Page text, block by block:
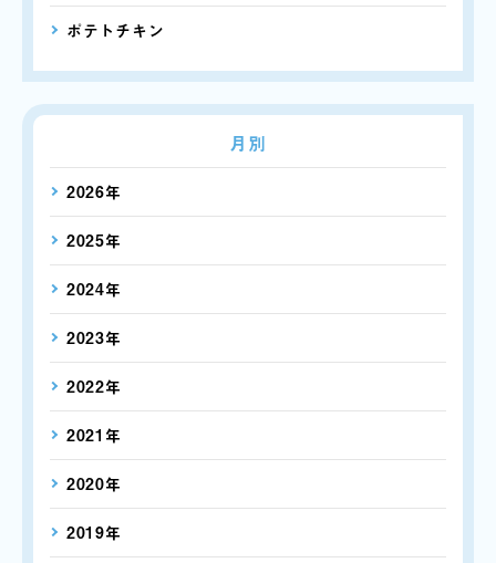
ポテトチキン
月別
2026年
2025年
2024年
2023年
2022年
2021年
2020年
2019年